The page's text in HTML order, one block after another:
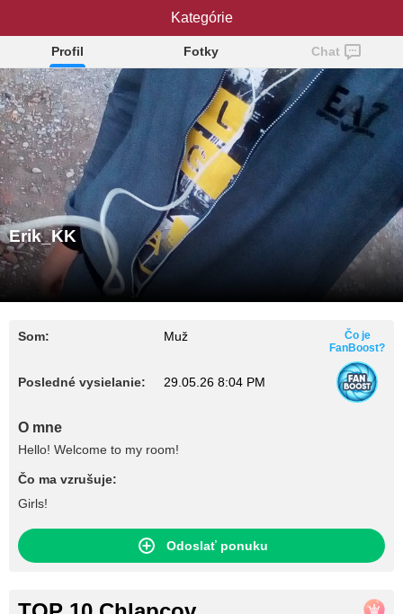
Erik_KK
Profil Fotky Chat
Erik_KK
Som: Muž
Posledné vysielanie: 29.05.26 8:04 PM
Čo je
FanBoost?
O mne
Hello! Welcome to my room!
Čo ma vzrušuje:
Girls!
Odoslať ponuku
Kategórie